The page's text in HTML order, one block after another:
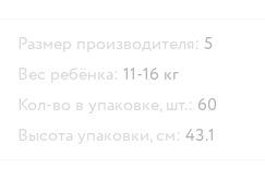
Размер производителя: 5
Вес ребёнка: 11-16 кг
Кол-во в упаковке, шт.: 60
Высота упаковки, см: 43.1